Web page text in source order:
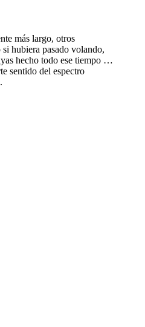
más largo, otros
hubiera pasado volando,
hecho todo ese tiempo …
sentido del espectro